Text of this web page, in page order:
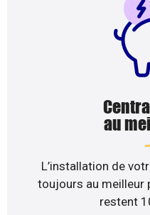
au
L’installation de
toujours au meilleur
restent